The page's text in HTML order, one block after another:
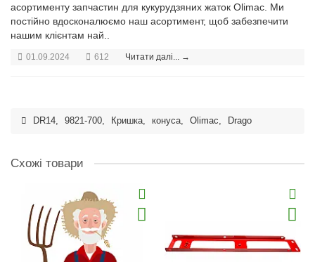
асортименту запчастин для кукурудзяних жаток Olimac. Ми
постійно вдосконалюємо наш асортимент, щоб забезпечити
нашим клієнтам най..
01.09.2024 612 Читати далі... →
DR14 9821-700 Кришка конуса Olimac Drago
Схожі товари